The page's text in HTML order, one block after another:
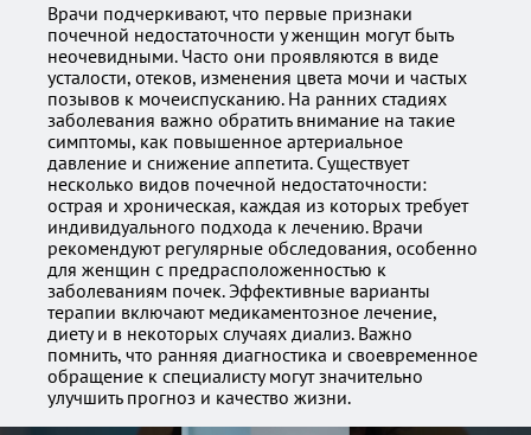
Врачи подчеркивают, что первые признаки
почечной недостаточности у женщин могут быть
неочевидными. Часто они проявляются в виде
усталости, отеков, изменения цвета мочи и частых
позывов к мочеиспусканию. На ранних стадиях
заболевания важно обратить внимание на такие
симптомы, как повышенное артериальное
давление и снижение аппетита. Существует
несколько видов почечной недостаточности:
острая и хроническая, каждая из которых требует
индивидуального подхода к лечению. Врачи
рекомендуют регулярные обследования, особенно
для женщин с предрасположенностью к
заболеваниям почек. Эффективные варианты
терапии включают медикаментозное лечение,
диету и в некоторых случаях диализ. Важно
помнить, что ранняя диагностика и своевременное
обращение к специалисту могут значительно
улучшить прогноз и качество жизни.